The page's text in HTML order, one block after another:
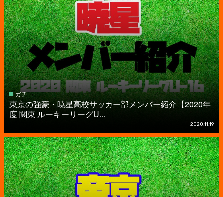
ガチ
東京の強豪・暁星高校サッカー部メンバー紹介【2020年
度 関東 ルーキーリーグU...
2020.11.19